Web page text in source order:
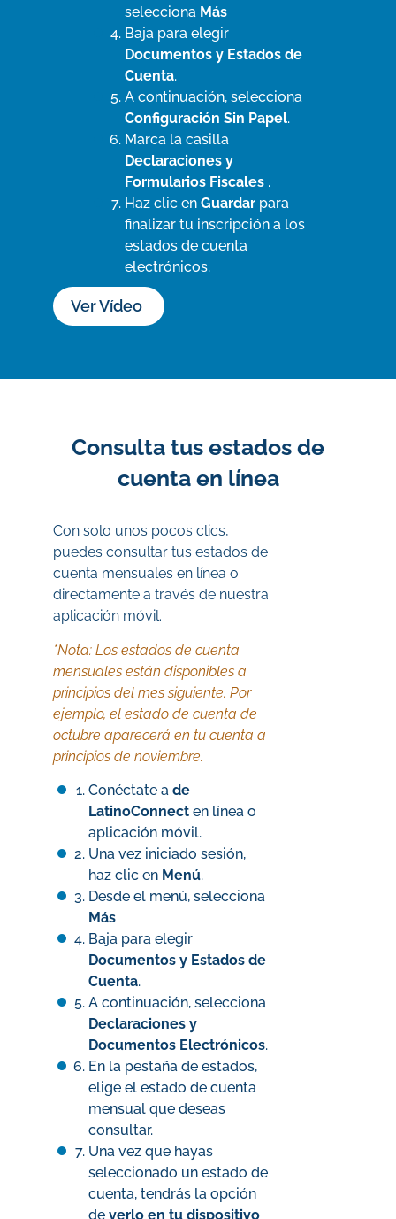
selecciona Más
Baja para elegir
Documentos y Estados de
Cuenta.
A continuación, selecciona
Configuración Sin Papel.
Marca la casilla
Declaraciones y
Formularios Fiscales .
Haz clic en Guardar para
finalizar tu inscripción a los
estados de cuenta
electrónicos.
Ver Vídeo
Consulta tus estados de
cuenta en línea
Con solo unos pocos clics,
puedes consultar tus estados de
cuenta mensuales en línea o
directamente a través de nuestra
aplicación móvil.
*Nota: Los estados de cuenta
mensuales están disponibles a
principios del mes siguiente. Por
ejemplo, el estado de cuenta de
octubre aparecerá en tu cuenta a
principios de noviembre.
Conéctate a de
LatinoConnect en línea o
aplicación móvil.
Una vez iniciado sesión,
haz clic en Menú.
Desde el menú, selecciona
Más
Baja para elegir
Documentos y Estados de
Cuenta.
A continuación, selecciona
Declaraciones y
Documentos Electrónicos.
En la pestaña de estados,
elige el estado de cuenta
mensual que deseas
consultar.
Una vez que hayas
seleccionado un estado de
cuenta, tendrás la opción
de verlo en tu dispositivo